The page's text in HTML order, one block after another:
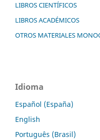
LIBROS CIENTÍFICOS
LIBROS ACADÉMICOS
OTROS MATERIALES
Idioma
Español (España)
English
Português (Brasil)